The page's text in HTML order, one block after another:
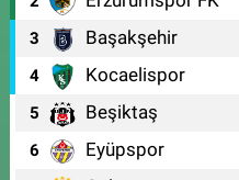
3 Başakşehir
4 Kocaelispor
5 Beşiktaş
6 Eyüpspor